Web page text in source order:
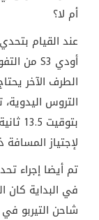
أم لا؟
عند القيام
الطرف الآخر
لإجتياز المسافة
تم أيضا إجراء